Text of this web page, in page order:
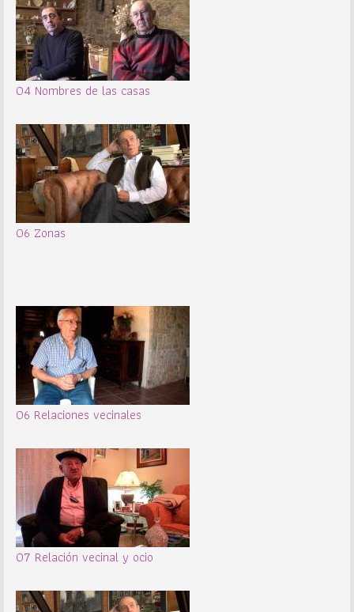
04 Nombres de las casas
06 Zonas
06 Relaciones vecinales
07 Relación vecinal y ocio